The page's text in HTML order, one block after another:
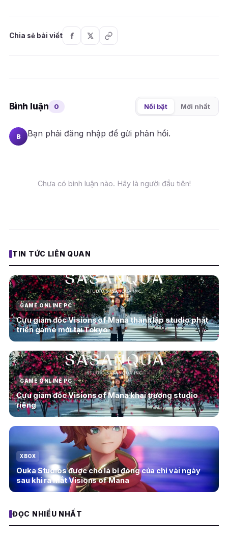
Chia sẻ bài viết
Bình luận 0 Nổi bật Mới nhất
B Bạn phải đăng nhập để gửi phản hồi.
Chưa có bình luận nào. Hãy là người đầu tiên!
TIN TỨC LIÊN QUAN
GAME ONLINE PC
Cựu giám đốc Visions of Mana thành lập studio phát
triển game mới tại Tokyo
GAME ONLINE PC
Cựu giám đốc Visions of Mana khai trương studio
riêng
XBOX
Ouka Studios được cho là bị đóng của chỉ vài ngày
sau khi ra mắt Visions of Mana
ĐỌC NHIỀU NHẤT